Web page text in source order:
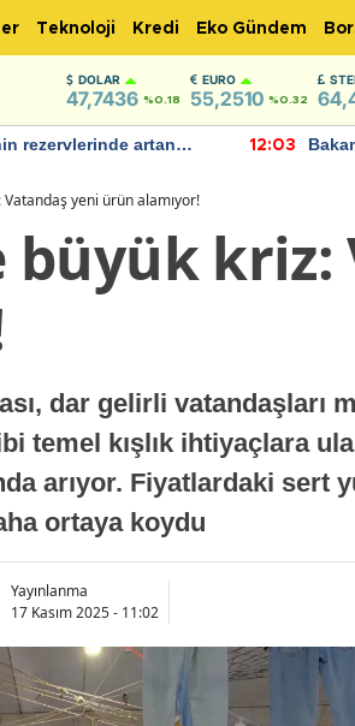
Teknoloji Kredi Eko Gündem
DOLAR
47,7436 %0.18
EURO
55,2510 %0.32
rezervlerinde artan
12:03
Vatandaş yeni ürün alamıyor!
büyük
dar gelirli vatandaşları
temel kışlık ihtiyaçlara
arıyor. Fiyatlardaki sert
ortaya koydu
Yayınlanma
17 Kasım 2025 - 11:02